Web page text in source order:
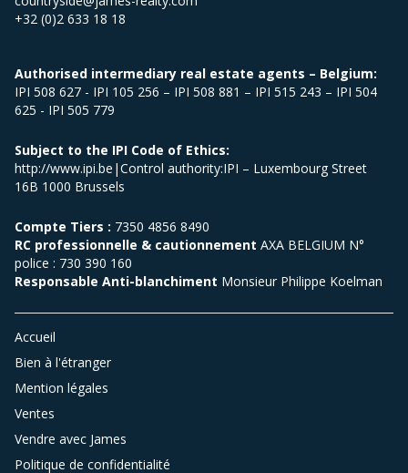
+32 (0)2 633 18 18
Authorised intermediary real estate agents – Belgium:
IPI 508 627 - IPI 105 256 – IPI 508 881 – IPI 515 243 – IPI 504
625 - IPI 505 779
Subject to the IPI Code of Ethics:
http://www.ipi.be|Control authority:IPI – Luxembourg Street
16B 1000 Brussels
Compte Tiers : 7350 4856 8490
RC professionnelle & cautionnement AXA BELGIUM N°
police : 730 390 160
Responsable Anti-blanchiment Monsieur Philippe Koelman
Accueil
Bien à l'étranger
Mention légales
Ventes
Vendre avec James
Politique de confidentialité